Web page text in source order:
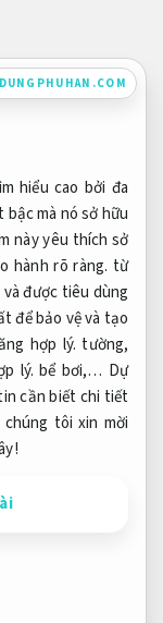
hiểu cao bởi đa
bậcmà nósở hữu
nàyyêu thích sở
hành rõ ràng. từ
và được tiêu dùng
để bảo vệ và tạo
hợp lý. tường,
lý. bể bơi,… Dự
cần biết chi tiết
chúng tôi xin mời